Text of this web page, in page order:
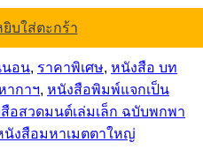
บใส่ตะกร้า
อน, ราคาพิเศษ, หนังสือ บท
ากาฯ, หนังสือพิมพ์แจกเป็น
อสวดมนต์เล่มเล็ก ฉบับพกพา
งสือมหาเมตตาใหญ่